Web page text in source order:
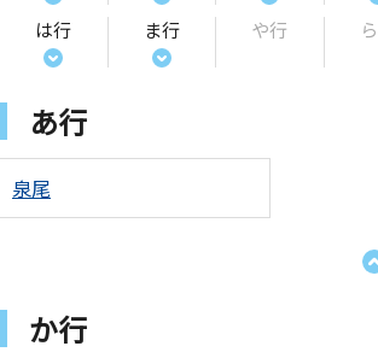
は行 ま行 や行
あ行
泉尾
か行